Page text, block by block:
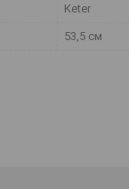
Keter
53,5 см